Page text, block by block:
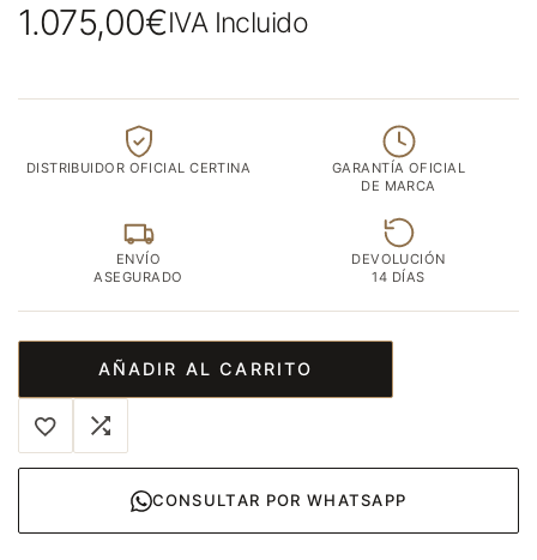
1.075,00€IVA Incluido
DISTRIBUIDOR OFICIAL CERTINA
GARANTÍA OFICIAL
DE MARCA
ENVÍO
ASEGURADO
DEVOLUCIÓN
14 DÍAS
AÑADIR AL CARRITO
CONSULTAR POR WHATSAPP